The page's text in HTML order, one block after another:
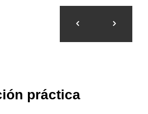
se han diseñadonueve
a pie, con raquetas de nieve,
de acercarse a lugares como la
, elPedraforca, la Serra del Verd, la
Comte y la Serra de Busa,
práctica